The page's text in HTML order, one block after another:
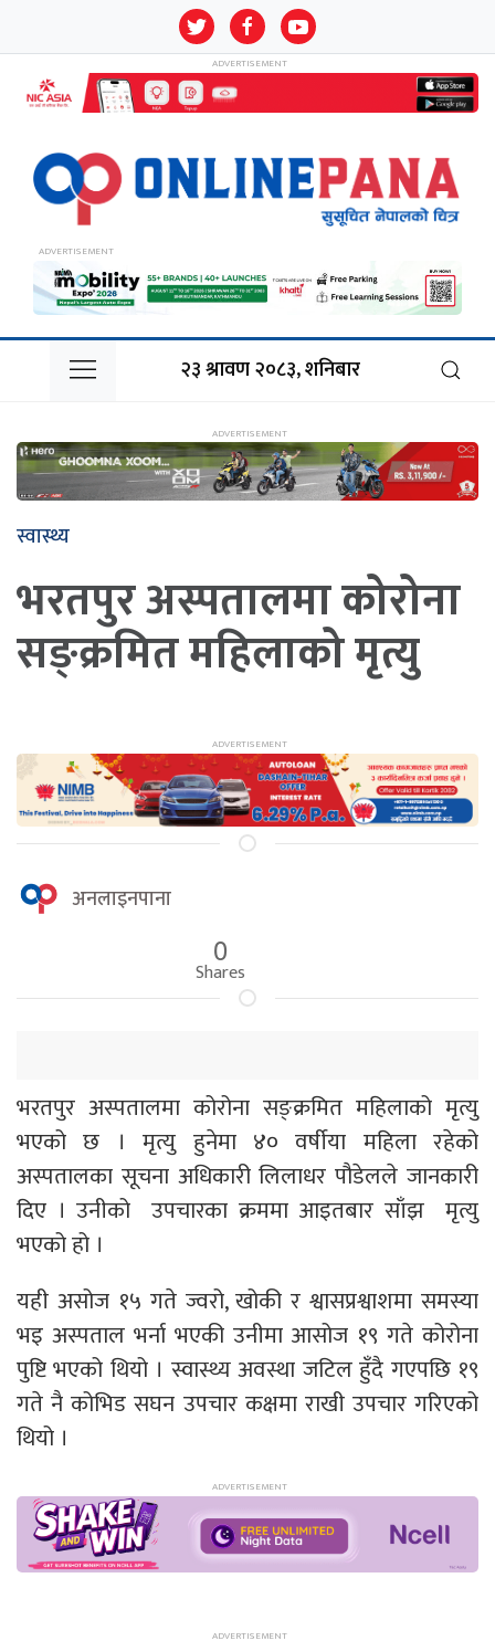
२३ श्रावण २०८३, शनिबार
स्वास्थ्य
भरतपुर अस्पतालमा कोरोना
सङ्क्रमित महिलाको मृत्यु
अनलाइनपाना
0
Shares
भरतपुर अस्पतालमा कोरोना सङ्क्रमित महिलाको मृत्यु
भएको छ । मृत्यु हुनेमा ४० वर्षीया महिला रहेको
अस्पतालका सूचना अधिकारी लिलाधर पौडेलले जानकारी
दिए । उनीको उपचारका क्रममा आइतबार साँझ मृत्यु
भएको हो ।
यही असोज १५ गते ज्वरो, खोकी र श्वासप्रश्वाशमा समस्या
भइ अस्पताल भर्ना भएकी उनीमा आसोज १९ गते कोरोना
पुष्टि भएको थियो । स्वास्थ्य अवस्था जटिल हुँदै गएपछि १९
गते नै कोभिड सघन उपचार कक्षमा राखी उपचार गरिएको
थियो ।